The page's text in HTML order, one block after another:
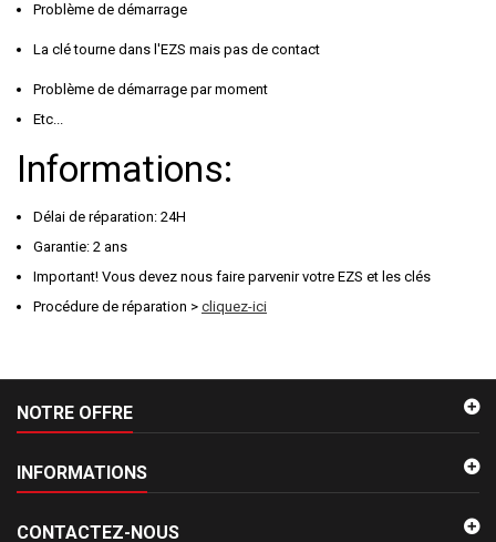
Problème de démarrage
La clé tourne dans l'EZS mais pas de contact
Problème de démarrage par moment
Etc...
Informations:
Délai de réparation: 24H
Garantie: 2 ans
Important! Vous devez nous faire parvenir votre EZS et les clés
Procédure de réparation > cliquez-ici
NOTRE OFFRE
INFORMATIONS
CONTACTEZ-NOUS